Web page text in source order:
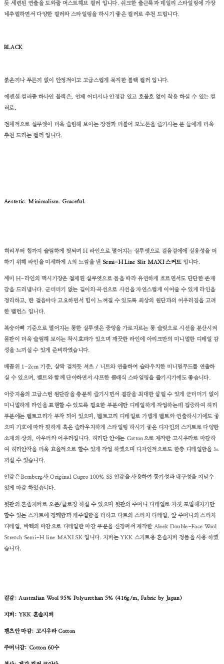
듯 세련된 연출을 도와줄 머스트해브 컬러 입니다.쉬크한 출근룩과 데일리 스타일링에 가장
네추럴하면서 다양한 컬러와 스타일링을 하시기 좋은 컬러로 추천 드립니다.
BLACK
붉은끼나 푸른끼 없이 안정적이고 고급스럽게 묵직한 블랙 컬러 입니다.
에센셜 컬러중 하나인 블랙은, 언제 어디서나 안정감 있고 호불호 없이 착용 하실 수 있는 컬
러로,
전체적으로 실루엣이 더욱 슬림해 보이는 장점과 더불어 모노톤을 즐기시는 분 들에게 더욱
추천 드리는 컬러 입니다.
Aestetic. Minimalism. Graceful.
허리부터 힙까지 슬림하게 핏되며 H 라인으로 떨어지는 실루엣으로 걸음걸에에 실용성을 더
하기 위해 라인을 미세하게 A의 느낌을 낸 Semi-H Line Slit MAXI 스커트입니다.
세미 H-라인의 맥시기장은 절제된 실루엣으로 몸을 따라 유연하게 흐르면서도 단단한 존재
감을 드러냅니다. 군더더기 없는 길이와 곡선으로 시선을 자연스럽게 이어줄 수 있게 라인을
정리하고, 한 걸음마다 고요하면서 힘이 느껴질 수 있도록 최상의 원단과의 어우러짐을 고려
한 밸런스 입니다.
복숭아뼈 기준으로 떨어지는 롱한 실루엣은 중앙을 가로지르는 롱 슬릿으로 시선을 분산시켜
몸판이 더욱 슬림해 보이는 착시효과가 있으며 깨끗한 라인에 아리크만의 미니멀한 디테일 감
성을 느끼실 수 있게 준비하였습니다.
배꼽위 1-2cm 기준, 살짝 걸치듯 셔츠 / 니트와 연출하여 슬라우치한 미니멀무드를 연출하
실 수 있으며, 벨트와 함께 단아하면서 샤프한 클래식 스타일링을 즐기시기에도 좋습니다.
이중지울의 고급스런 원단감을 충분히 즐기시면서 결감을 최대한 살릴 수 있게 군더더기 없이
미니멀하게 라인을 표현할 수 있도록 필요한 부분에만 디테일하게 작업하는데 집중하여 허리
부분에는 벨트고리가 부착 되어 있으며, 벨트고리 디테일로 가볍게 벨트와 연출하시기에도 좋
으며 기호에 따라 핏하게 혹은 슬라우치하게 스타일링 하시기 좋은 디자인의 스커트로 다양한
소재의 상의, 아우터와 어우러집니다. 허리단 안에는 Cotton으로 제작한 고시우라로 마감하
여 허리안착을 더욱 효율적으로 할수 있게 작업 하였으며 디자인적으로도 한층 디테일함을 느
끼실 수 있습니다.
안감은 Bemberg사 Original Cupro 100% SS 안감을 사용하여 통기성과 내구성을 지닐수
있게 마감 하였습니다.
뒷판의 혼솔지퍼로 오픈/클로징 하실 수 있으며 뒷판의 주머니 디테일로 자칫 포멀해지기만
할수 있는 스커트에 경쾌함과 캐주얼함을 더하고 다트의 스티치 디테일, 앞 주머니의 스티치
디테일, 바텍의 마감으로 디테일한 마감 부분을 신경써서 제작한 Aleek Double-Face Wool
Stretch Semi-H line MAXI SK 입니다. 지퍼는 YKK 스커트용 혼솔지퍼 정품을 사용 하였
습니다.
겉감: Australian Wool 95% Polyurethan 5% (416g/m, Fabric by Japan)
지퍼: YKK 혼솔지퍼
팬츠안 마감: 고시우라 Cotton
주머니감: Cotton 60수